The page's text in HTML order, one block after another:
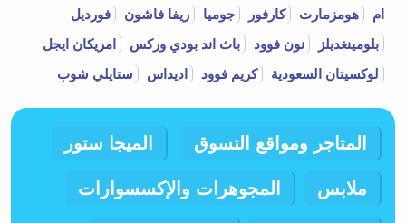
ام
هومزمارت كارفور جوميا ريفا فاشون
فورديل
بلومينغديلز
نون فوود باث اند بودي وركس
امريكان ايجل
لوكسيتان السعودية
كريم فوود اديداس ستايلي شوب
المتاجر ومواقع التسوق الميجا ستور
ملابس المجوهرات والإكسسوارات